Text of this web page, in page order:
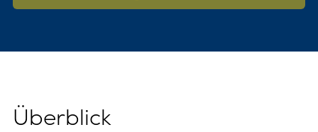
Überblick